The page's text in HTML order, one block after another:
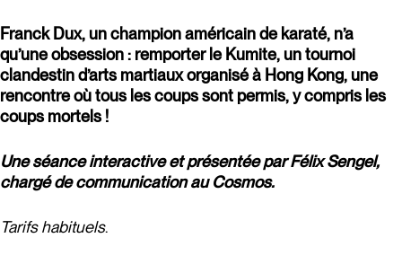
Franck Dux, un champion américain de karaté, n’a
qu’une obsession : remporter le Kumite, un tournoi
clandestin d’arts martiaux organisé à Hong Kong, une
rencontre où tous les coups sont permis, y compris les
coups mortels !
Une séance interactive et présentée par Félix Sengel,
chargé de communication au Cosmos.
Tarifs habituels.